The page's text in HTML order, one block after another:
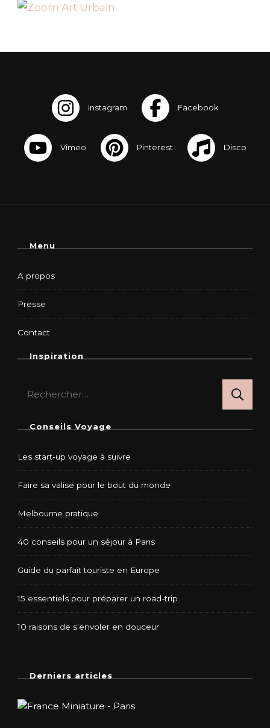
Menu
A propos
Presse
Contact
Inspiration
Conseils Voyage
Les start-up voyage à suivre
Faire sa valise pour le bout du monde
Melbourne pratique
40 conseils pour un séjour à Paris
Guide du parfait touriste en Europe
15 essentiels pour préparer un road-trip
10 raisons de s’envoler en douceur
Derniers articles